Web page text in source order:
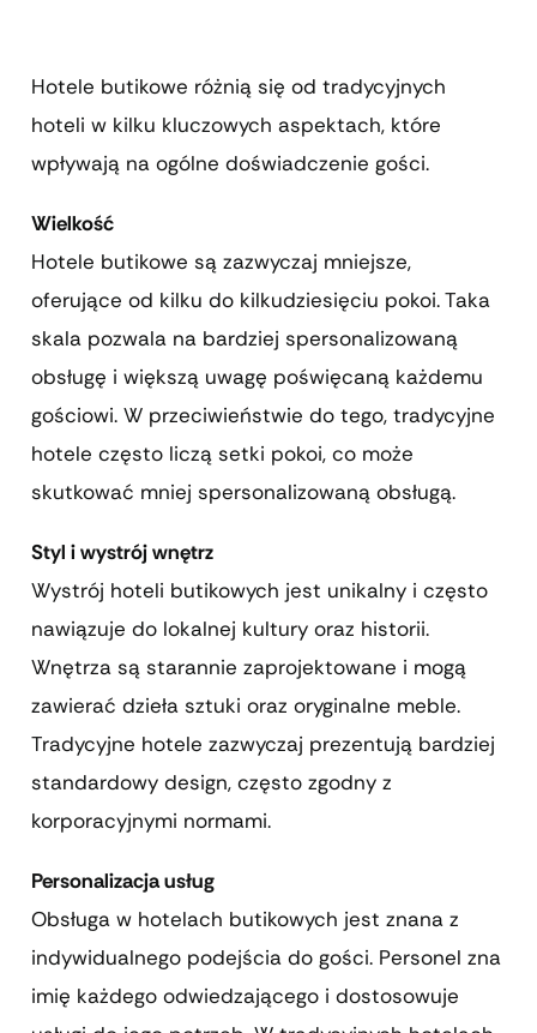
Hotele butikowe różnią się od tradycyjnych
hoteli w kilku kluczowych aspektach, które
wpływają na ogólne doświadczenie gości.
Wielkość
Hotele butikowe są zazwyczaj mniejsze,
oferujące od kilku do kilkudziesięciu pokoi. Taka
skala pozwala na bardziej spersonalizowaną
obsługę i większą uwagę poświęcaną każdemu
gościowi. W przeciwieństwie do tego, tradycyjne
hotele często liczą setki pokoi, co może
skutkować mniej spersonalizowaną obsługą.
Styl i wystrój wnętrz
Wystrój hoteli butikowych jest unikalny i często
nawiązuje do lokalnej kultury oraz historii.
Wnętrza są starannie zaprojektowane i mogą
zawierać dzieła sztuki oraz oryginalne meble.
Tradycyjne hotele zazwyczaj prezentują bardziej
standardowy design, często zgodny z
korporacyjnymi normami.
Personalizacja usług
Obsługa w hotelach butikowych jest znana z
indywidualnego podejścia do gości. Personel zna
imię każdego odwiedzającego i dostosowuje